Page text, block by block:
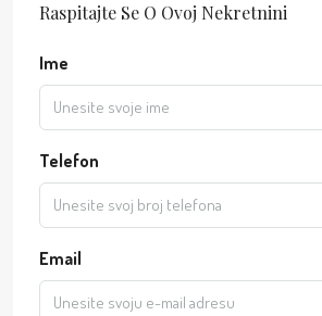
Raspitajte Se O Ovoj Nekretnini
Ime
Telefon
Email